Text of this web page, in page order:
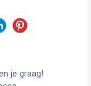
je graag!